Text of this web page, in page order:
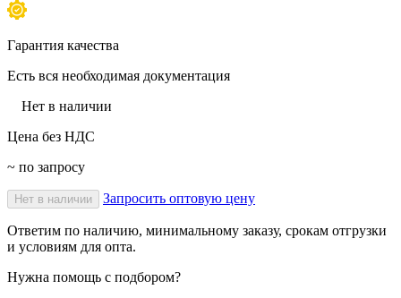
Гарантия качества
Есть вся необходимая документация
Нет в наличии
Цена без НДС
~ по запросу
Нет в наличии Запросить оптовую цену
Ответим по наличию, минимальному заказу, срокам отгрузки
и условиям для опта.
Нужна помощь с подбором?